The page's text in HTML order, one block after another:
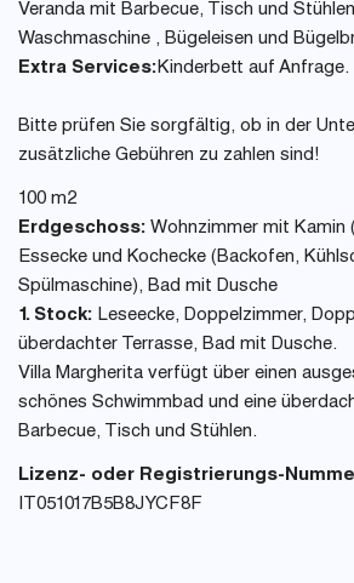
Veranda mit Barbecue, Tisch und
Waschmaschine , Bügeleisen und
Extra Services:Kinderbett auf Anfrage.
Bitte prüfen Sie sorgfältig, ob in der
zusätzliche Gebühren zu zahlen sind!
100 m2
Erdgeschoss: Wohnzimmer mit Kamin
Essecke und Kochecke (Backofen,
Spülmaschine), Bad mit Dusche
1. Stock: Leseecke, Doppelzimmer,
überdachter Terrasse, Bad mit Dusche.
Villa Margherita verfügt über einen
schönes Schwimmbad und eine
Barbecue, Tisch und Stühlen.
Lizenz- oder Registrierungs-
IT051017B5B8JYCF8F